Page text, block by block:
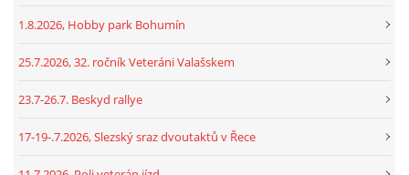
1.8.2026, Hobby park Bohumín
25.7.2026, 32. ročník Veteráni Valašskem
23.7-26.7. Beskyd rallye
17-19-.7.2026, Slezský sraz dvoutaktů v Řece